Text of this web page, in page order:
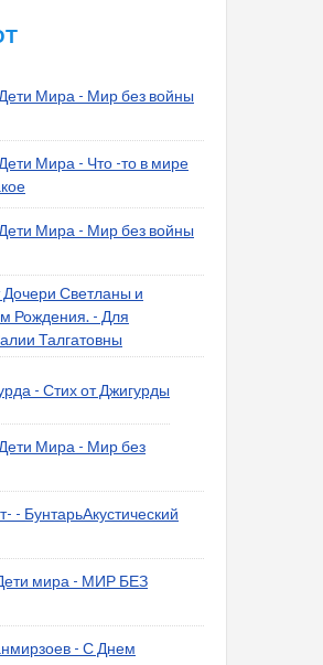
Мира - Мир без войны
Мира - Что -то в мире
Мира - Мир без войны
Светланы и
Рождения. - Для
Талгатовны
- Стих от Джигурды
Мира - Мир без
- БунтарьАкустический
мира - МИР БЕЗ
- С Днем